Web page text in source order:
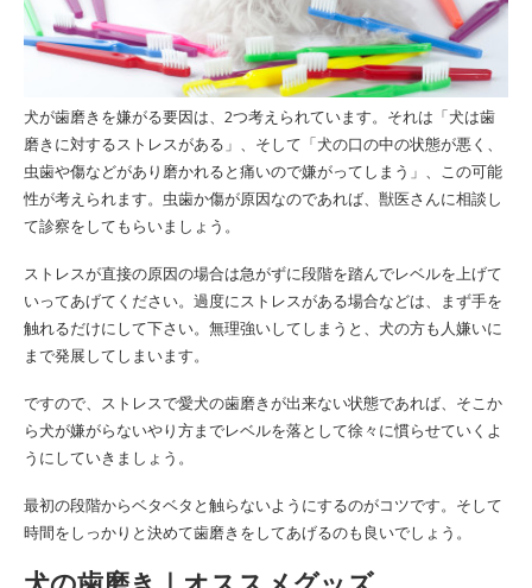
犬が歯磨きを嫌がる要因は、2つ考えられています。それは「犬は歯
磨きに対するストレスがある」、そして「犬の口の中の状態が悪く、
虫歯や傷などがあり磨かれると痛いので嫌がってしまう」、この可能
性が考えられます。虫歯か傷が原因なのであれば、獣医さんに相談し
て診察をしてもらいましょう。
ストレスが直接の原因の場合は急がずに段階を踏んでレベルを上げて
いってあげてください。過度にストレスがある場合などは、まず手を
触れるだけにして下さい。無理強いしてしまうと、犬の方も人嫌いに
まで発展してしまいます。
ですので、ストレスで愛犬の歯磨きが出来ない状態であれば、そこか
ら犬が嫌がらないやり方までレベルを落として徐々に慣らせていくよ
うにしていきましょう。
最初の段階からベタベタと触らないようにするのがコツです。そして
時間をしっかりと決めて歯磨きをしてあげるのも良いでしょう。